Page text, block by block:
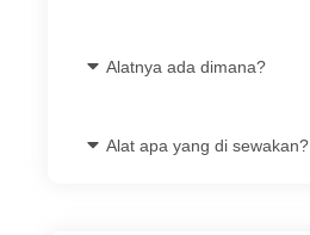
Alatnya ada dimana?
Alat apa yang di sewakan?